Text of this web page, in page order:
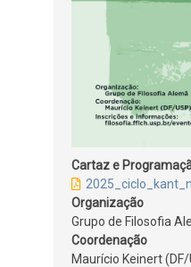
Cartaz e
Organização
Grupo de Filosofia
Coordenação
Maurício Keinert (DF/